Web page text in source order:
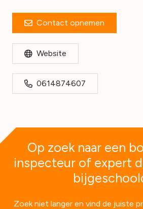
Contact opnemen
Website
0614874607
Op zoek naar een
inspecteur of expert
Zoek niet langer en vind de juiste